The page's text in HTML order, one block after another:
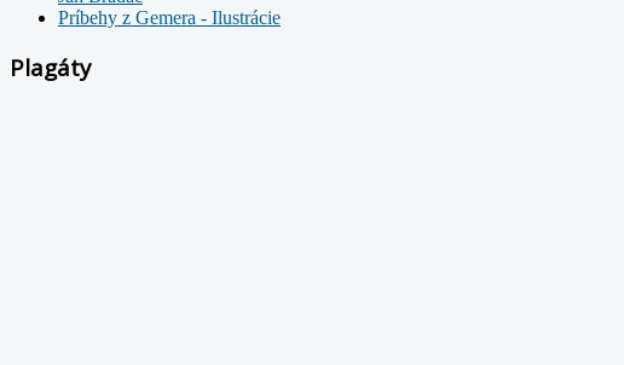
Príbehy z Gemera - Ilustrácie
Plagáty